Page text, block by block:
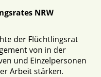
NRW
der Flüchtlingsrat
von in der
und Einzelpersonen
Arbeit stärken.